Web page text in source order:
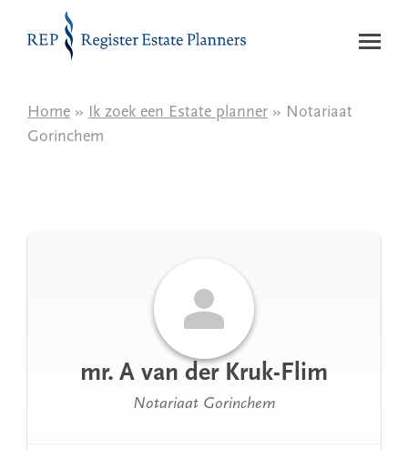
Naar de inhoud
Home » Ik zoek een Estate planner » Notariaat
Gorinchem
mr. A van der Kruk-Flim
Notariaat Gorinchem